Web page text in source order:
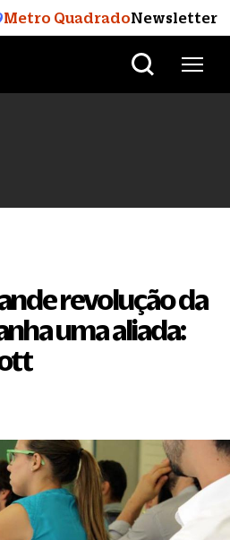
Metro QuadradoNewsletter
revolução da
uma aliada: